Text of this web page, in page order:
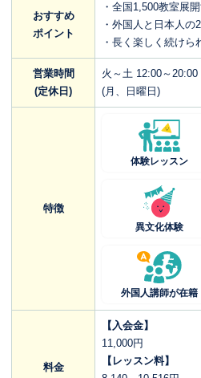
おすすめ
ポイント
・全国1,500教室展
・外国人と日本人の
・長く楽しく続け
営業時間
(定休日)
火～土 12:00～20:00
(月、日曜日)
特徴
体験レッスン
異文化体験
外国人講師が在籍
料金
【入会金】
11,000円
【レッスン料】